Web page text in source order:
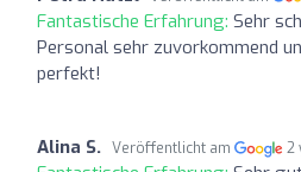
Fantastische Erfahrung: Sehr
Personal sehr zuvorkommend
perfekt!
Alina S. Veröffentlicht am 2